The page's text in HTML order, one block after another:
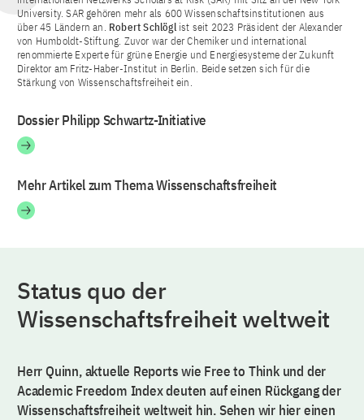
University. SAR gehören mehr als 600 Wissenschaftsinstitutionen aus
über 45 Ländern an. Robert Schlöglist seit 2023 Präsident der Alexander
von Humboldt-Stiftung. Zuvor war der Chemiker und international
renommierte Experte für grüne Energie und Energiesysteme der Zukunft
Direktor am Fritz-Haber-Institut in Berlin. Beide setzen sich für die
Stärkung von Wissenschaftsfreiheit ein.
Dossier Philipp Schwartz-Initiative
Mehr Artikel zum Thema Wissenschaftsfreiheit
Status quo der
Wissenschaftsfreiheit weltweit
Herr Quinn, aktuelle Reports wie Free to Think und der
Academic Freedom Index deuten auf einen Rückgang der
Wissenschaftsfreiheit weltweit hin. Sehen wir hier einen